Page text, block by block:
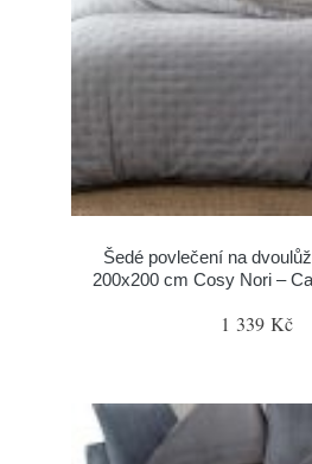
Šedé povlečení na
200x200 cm Cosy Nori –
1 339 Kč